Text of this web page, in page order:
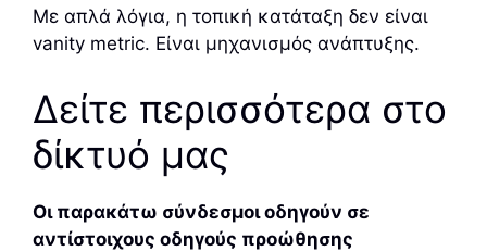
Με απλά λόγια, η τοπική κατάταξη δεν είναι
vanity metric. Είναι μηχανισμός ανάπτυξης.
Δείτε περισσότερα στο
δίκτυό μας
Οι παρακάτω σύνδεσμοι οδηγούν σε
αντίστοιχους οδηγούς προώθησης